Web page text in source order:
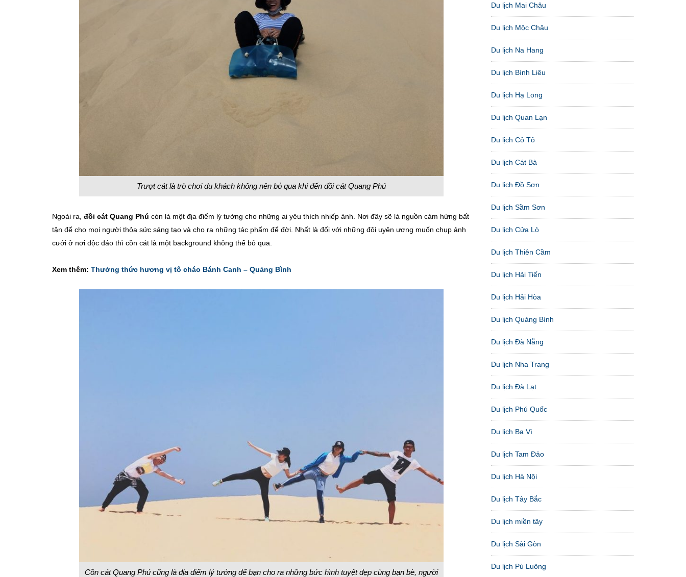
Trượt cát là trò chơi du khách không nên bỏ qua khi đến đồi cát Quang Phú
Ngoài ra, đồi cát Quang Phú còn là một địa điểm lý tưởng cho những ai yêu thích nhiếp ảnh. Nơi đây sẽ là nguồn cảm hứng bất
tận để cho mọi người thỏa sức sáng tạo và cho ra những tác phẩm để đời. Nhất là đối với những đôi uyên ương muốn chụp ảnh
cưới ở nơi độc đáo thì cồn cát là một background không thể bỏ qua.
Xem thêm: Thưởng thức hương vị tô cháo Bánh Canh – Quảng Bình
Cồn cát Quang Phú cũng là địa điểm lý tưởng để bạn cho ra những bức hình tuyệt đẹp cùng bạn bè, người
Du lịch Mai Châu
Du lịch Mộc Châu
Du lịch Na Hang
Du lịch Bình Liêu
Du lịch Hạ Long
Du lịch Quan Lạn
Du lịch Cô Tô
Du lịch Cát Bà
Du lịch Đồ Sơn
Du lịch Sầm Sơn
Du lịch Cửa Lò
Du lịch Thiên Cầm
Du lịch Hải Tiến
Du lịch Hải Hòa
Du lịch Quảng Bình
Du lịch Đà Nẵng
Du lịch Nha Trang
Du lịch Đà Lạt
Du lịch Phú Quốc
Du lịch Ba Vì
Du lịch Tam Đảo
Du lịch Hà Nội
Du lịch Tây Bắc
Du lịch miền tây
Du lịch Sài Gòn
Du lịch Pù Luông